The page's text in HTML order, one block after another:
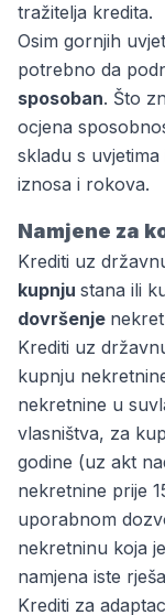
tražitelja kredita.
Osim gornjih
potrebno da
sposoban. Što
ocjena
skladu s
iznosa i rokova.
Namjene za
Krediti uz
kupnju stana ili
dovršenje
Krediti uz
kupnju
nekretnine u
vlasništva, za
godine (uz akt
nekretnine prije
uporabnom
nekretninu koja
namjena iste
Krediti za